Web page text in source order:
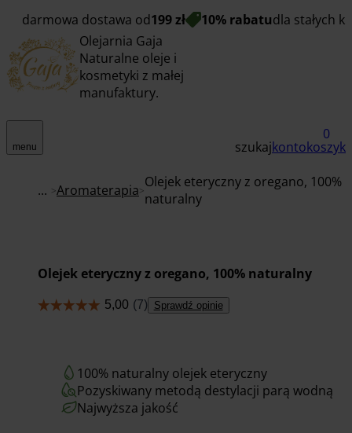
darmowa dostawa od199 zł 10% rabatudla stałych
Olejarnia Gaja
Naturalne oleje i
kosmetyki z małej
manufaktury.
menu szukajkonto
0
koszyk
... Aromaterapia Olejek eteryczny z oregano, 100%
naturalny
Olejek eteryczny z oregano, 100% naturalny
Sprawdź opinie
100% naturalny olejek eteryczny
Pozyskiwany metodą destylacji parą wodną
Najwyższa jakość